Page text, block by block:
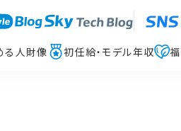
る人財像 初任給・モデル年収